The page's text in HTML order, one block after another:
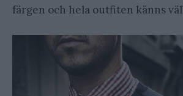
färgen och hela outfiten känns